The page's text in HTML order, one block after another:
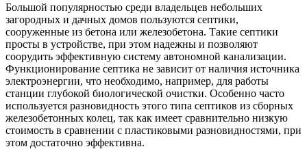
Большой популярностью среди владельцев небольших
загородных и дачных домов пользуются септики,
сооруженные из бетона или железобетона. Такие септики
просты в устройстве, при этом надежны и позволяют
соорудить эффективную систему автономной канализации.
Функционирование септика не зависит от наличия источника
электроэнергии, что необходимо, например, для работы
станции глубокой биологической очистки. Особенно часто
используется разновидность этого типа септиков из сборных
железобетонных колец, так как имеет сравнительно низкую
стоимость в сравнении с пластиковыми разновидностями, при
этом достаточно эффективна.